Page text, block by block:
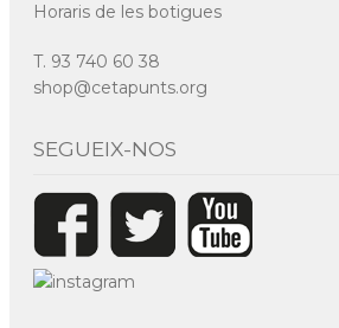
Horaris de les botigues
T. 93 740 60 38
shop@cetapunts.org
SEGUEIX-NOS